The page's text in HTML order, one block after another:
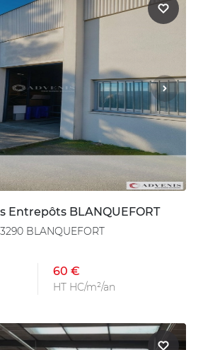
Entrepôts BLANQUEFORT
BLANQUEFORT
60 €
HT HC/m²/an